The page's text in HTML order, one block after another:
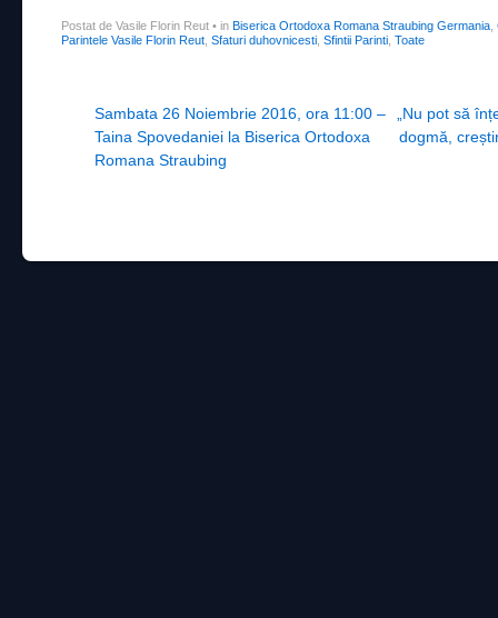
Postat de Vasile Florin Reut • in Biserica Ortodoxa Romana Straubing Germania,
Parintele Vasile Florin Reut, Sfaturi duhovnicesti, Sfintii Parinti, Toate
Post navigation
Sambata 26 Noiembrie 2016, ora 11:00 –
Taina Spovedaniei la Biserica Ortodoxa
Romana Straubing
„Nu pot să
dogmă,